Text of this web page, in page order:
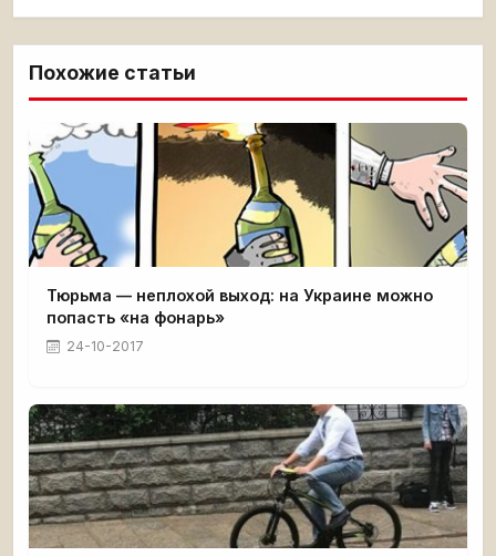
Похожие статьи
Тюрьма — неплохой выход: на Украине можно
попасть «на фонарь»
24-10-2017